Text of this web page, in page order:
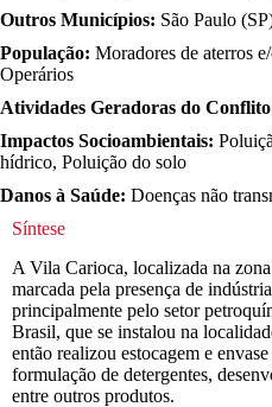
Outros Municípios: São Paulo
População: Moradores de aterros
Operários
Atividades Geradoras do
Impactos Socioambientais:
hídrico, Poluição do solo
Danos à Saúde: Doenças não
Síntese
A Vila Carioca, localizada na
marcada pela presença de
principalmente pelo setor
Brasil, que se instalou na
então realizou estocagem e
formulação de detergentes,
entre outros produtos.